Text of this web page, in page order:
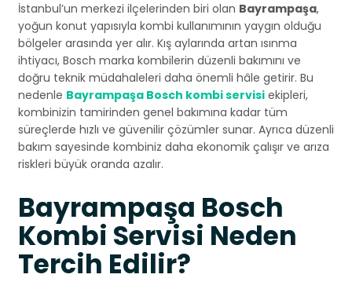
İstanbul’un merkezi ilçelerinden biri olan Bayrampaşa,
yoğun konut yapısıyla kombi kullanımının yaygın olduğu
bölgeler arasında yer alır. Kış aylarında artan ısınma
ihtiyacı, Bosch marka kombilerin düzenli bakımını ve
doğru teknik müdahaleleri daha önemli hâle getirir. Bu
nedenle Bayrampaşa Bosch kombi servisi ekipleri,
kombinizin tamirinden genel bakımına kadar tüm
süreçlerde hızlı ve güvenilir çözümler sunar. Ayrıca düzenli
bakım sayesinde kombiniz daha ekonomik çalışır ve arıza
riskleri büyük oranda azalır.
Bayrampaşa Bosch
Kombi Servisi Neden
Tercih Edilir?